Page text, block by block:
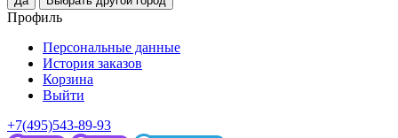
Профиль
Персональные данные
История заказов
Корзина
Выйти
+7(495)543-89-93